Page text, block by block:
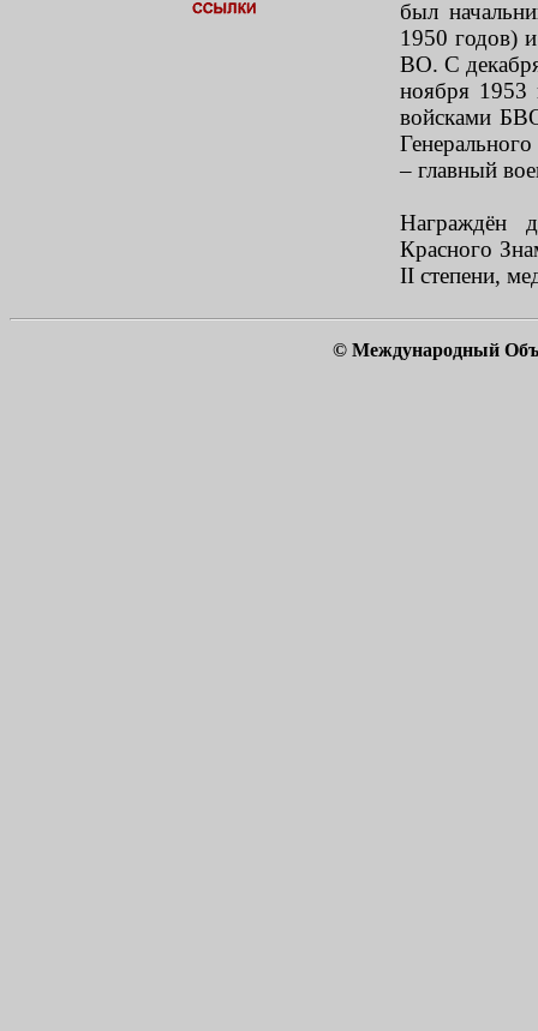
был
1950 годов)
ВО. С
ноября 1953
войсками
– главный
Награждён
Красного
II степени,
© Международный